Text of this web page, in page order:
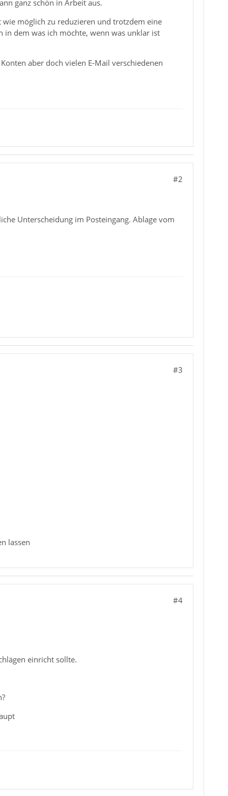
ganz schön in Arbeit aus.
möglich zu reduzieren und trotzdem eine
in dem was ich möchte, wenn was unklar ist
aber doch vielen E-Mail verschiedenen
#2
Unterscheidung im Posteingang. Ablage vom
#3
lassen
#4
einricht sollte.